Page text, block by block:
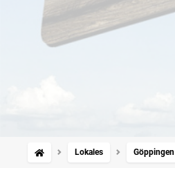
Lokales Göppingen